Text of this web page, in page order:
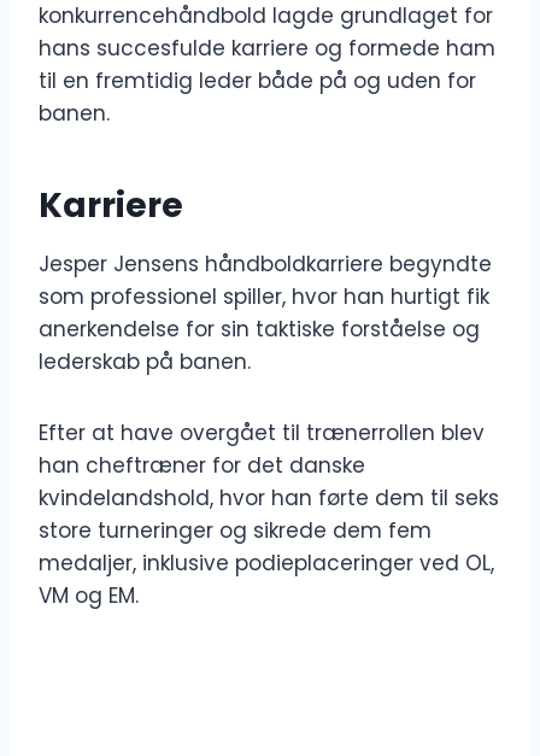
konkurrencehåndbold lagde grundlaget for
hans succesfulde karriere og formede ham
til en fremtidig leder både på og uden for
banen.
Karriere
Jesper Jensens håndboldkarriere begyndte
som professionel spiller, hvor han hurtigt fik
anerkendelse for sin taktiske forståelse og
lederskab på banen.
Efter at have overgået til trænerrollen blev
han cheftræner for det danske
kvindelandshold, hvor han førte dem til seks
store turneringer og sikrede dem fem
medaljer, inklusive podieplaceringer ved OL,
VM og EM.